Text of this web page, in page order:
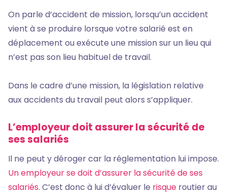
On parle d’accident de mission, lorsqu’un accident
vient à se produire lorsque votre salarié est en
déplacement ou exécute une mission sur un lieu qui
n’est pas son lieu habituel de travail.
Dans le cadre d’une mission, la législation relative
aux accidents du travail peut alors s’appliquer.
L’employeur doit assurer la sécurité de
ses salariés
Il ne peut y déroger car la réglementation lui impose.
Un employeur se doit d’assurer la sécurité de ses
salariés. C’est donc à lui d’évaluer le risque routier au